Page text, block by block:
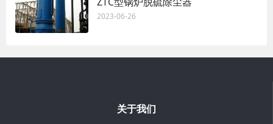
2023-06-26
关于我们